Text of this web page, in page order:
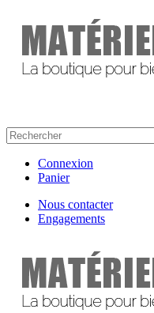
Connexion
Panier
Nous contacter
Engagements